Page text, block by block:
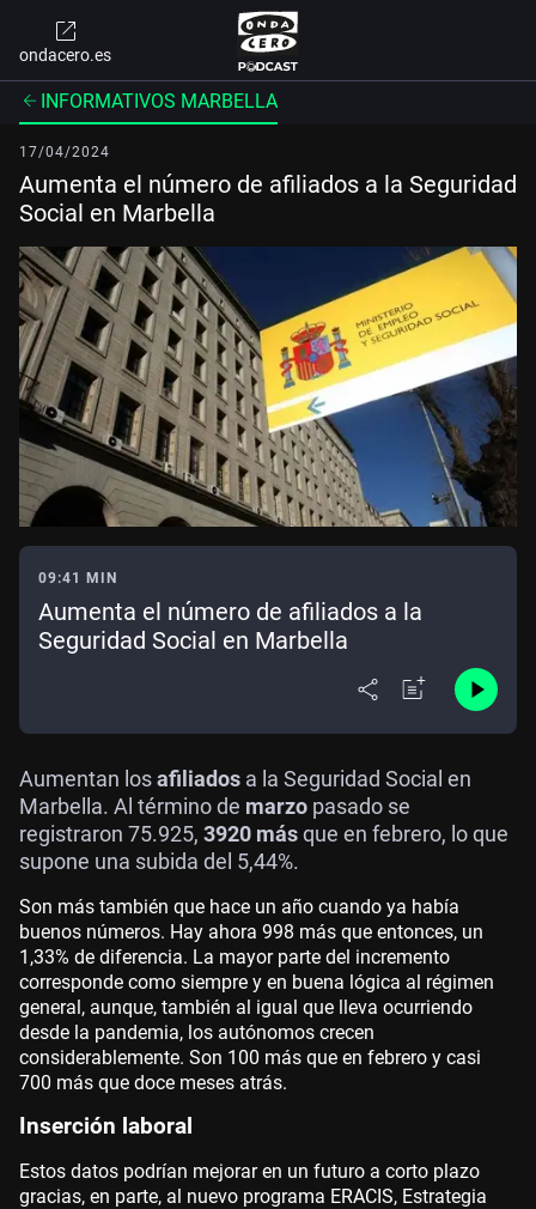
ondacero.es
INFORMATIVOS MARBELLA
17/04/2024
Aumenta el número de afiliados a la Seguridad
Social en Marbella
09:41 MIN
Aumenta el número de afiliados a la
Seguridad Social en Marbella
Aumentan losafiliados a la Seguridad Social en
Marbella. Al término de marzo pasado se
registraron 75.925, 3920 másque en febrero, lo que
supone una subida del 5,44%.
Son más también que hace un año cuando ya había
buenos números. Hay ahora 998 más que entonces, un
1,33% de diferencia. La mayor parte del incremento
corresponde como siempre y en buena lógica al régimen
general, aunque, también al igual que lleva ocurriendo
desde la pandemia, los autónomos crecen
considerablemente. Son 100 más que en febrero y casi
700 más que doce meses atrás.
Inserción laboral
Estos datos podrían mejorar en un futuro a corto plazo
gracias, en parte, al nuevo programa ERACIS, Estrategia